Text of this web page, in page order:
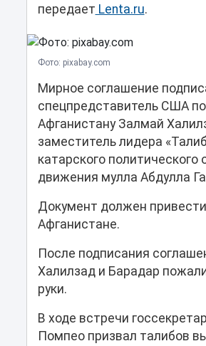
передает Lenta.ru.
Фото: pixabay.com
Мирное соглашение
спецпредставитель США по
Афганистану Залмай
заместитель лидера
катарского политического
движения мулла Абдулла
Документ должен
Афганистане.
После подписания
Халилзад и Барадар пожали
руки.
В ходе встречи
Помпео призвал талибов